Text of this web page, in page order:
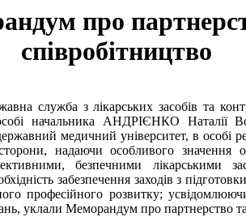
про
співробітництво
служба з лікарських засобів та
начальника АНДРІЄНКО Наталії
медичний університет, в особі
надаючи особливого значення
безпечними лікарськими
забезпечення заходів з
професійного розвитку;
уклали Меморандум про партнерство